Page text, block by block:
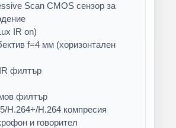
Scan CMOS сензор за
IR on)
f=4 мм (хоризонтален
филтър
филтър
H.264+/H.264 компресия
и говорител